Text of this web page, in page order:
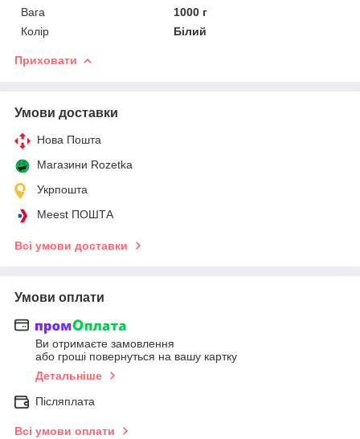
Вага
1000 г
Колір
Білий
Приховати
Умови доставки
Нова Пошта
Магазини Rozetka
Укрпошта
Meest ПОШТА
Всі умови доставки
Умови оплати
Ви отримаєте замовлення
або гроші повернуться на вашу картку
Детальніше
Післяплата
Всі умови оплати